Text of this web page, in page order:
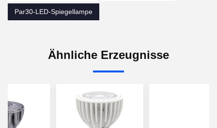
Par30-LED-Spiegellampe
Ähnliche Erzeugnisse